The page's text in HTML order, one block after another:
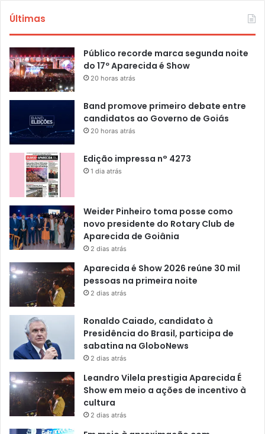
Últimas
Público recorde marca segunda noite
do 17º Aparecida é Show
20 horas atrás
Band promove primeiro debate entre
candidatos ao Governo de Goiás
20 horas atrás
Edição impressa n° 4273
1 dia atrás
Weider Pinheiro toma posse como
novo presidente do Rotary Club de
Aparecida de Goiânia
2 dias atrás
Aparecida é Show 2026 reúne 30 mil
pessoas na primeira noite
2 dias atrás
Ronaldo Caiado, candidato à
Presidência do Brasil, participa de
sabatina na GloboNews
2 dias atrás
Leandro Vilela prestigia Aparecida É
Show em meio a ações de incentivo à
cultura
2 dias atrás